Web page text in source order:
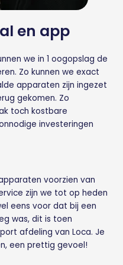
en app
we in 1 oogopslag de
Zo kunnen we exact
apparaten zijn ingezet
gekomen. Zo
toch kostbare
investeringen
voorzien van
zijn we tot op heden
eens voor dat bij een
was, dit is toen
afdeling van Loca. Je
een prettig gevoel!